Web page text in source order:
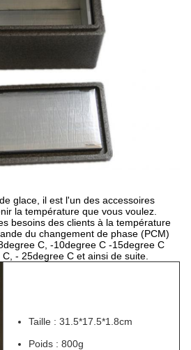
glace, il est l'un des accessoires
la température que vous voulez.
besoins des clients à la température
du changement de phase (PCM)
C, -10degree C -15degree C
- 25degree C et ainsi de suite.
Taille : 31.5*17.5*1.8cm
Poids : 800g